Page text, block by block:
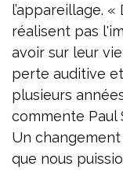
l’appareillage.
réalisent pas
avoir sur leur
perte auditive
plusieurs
commente Paul
Un
que nous